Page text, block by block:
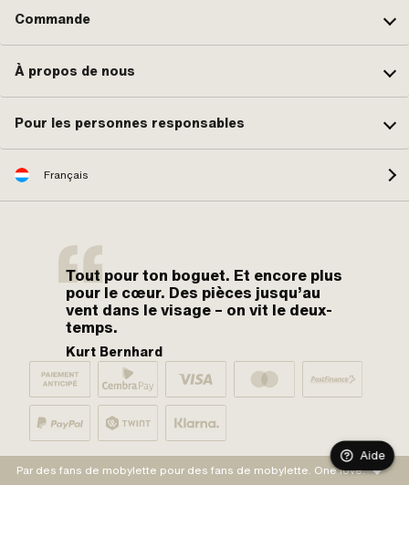
Commande
À propos de nous
Pour les personnes responsables
Français
Tout pour ton boguet. Et encore plus
pour le cœur. Des pièces jusqu’au
vent dans le visage – on vit le deux-
temps.
Kurt Bernhard
Par des fans de mobylette pour des fans de mobylette. One love.
Aide